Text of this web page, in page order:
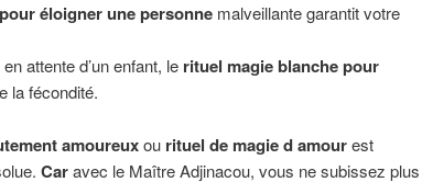
éloigner une personnemalveillante garantit votre
attente d’un enfant, le rituel magie blanche pour
la fécondité.
amoureuxou rituel de magie d amourest
Caravec le Maître Adjinacou, vous ne subissez plus